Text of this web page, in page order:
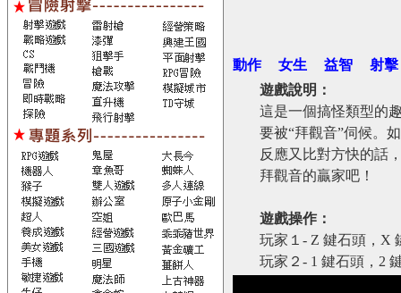
動作 女生 益智
射擊
遊戲說明：
這是一個搞怪類型的
要被“拜觀音”伺候。
反應又比對方快的話
拜觀音的贏家吧！
遊戲操作：
玩家１- Z 鍵石頭，X
玩家２- 1 鍵石頭，2